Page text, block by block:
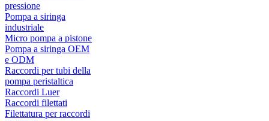
pressione
Pompa a siringa
industriale
Micro pompa a pistone
Pompa a siringa OEM
e ODM
Raccordi per tubi della
pompa peristaltica
Raccordi Luer
Raccordi filettati
Filettatura per raccordi